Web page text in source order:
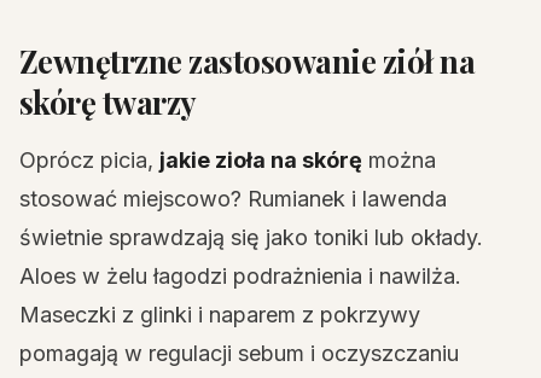
Zewnętrzne zastosowanie ziół na
skórę twarzy
Oprócz picia, jakie zioła na skórę można
stosować miejscowo? Rumianek i lawenda
świetnie sprawdzają się jako toniki lub okłady.
Aloes w żelu łagodzi podrażnienia i nawilża.
Maseczki z glinki i naparem z pokrzywy
pomagają w regulacji sebum i oczyszczaniu